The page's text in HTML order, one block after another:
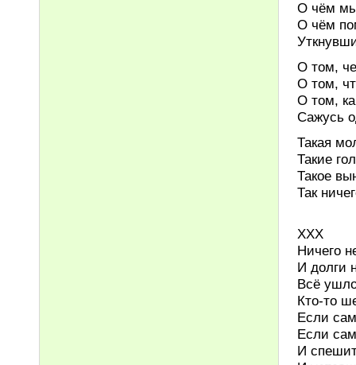
О чём мы
О чём
О том,
О том,
О том,
Сажусь
Такая
Такие
Такое
Так
ХХХ
Ничего
И долги
Всё
Кто-то
Если
Если
И